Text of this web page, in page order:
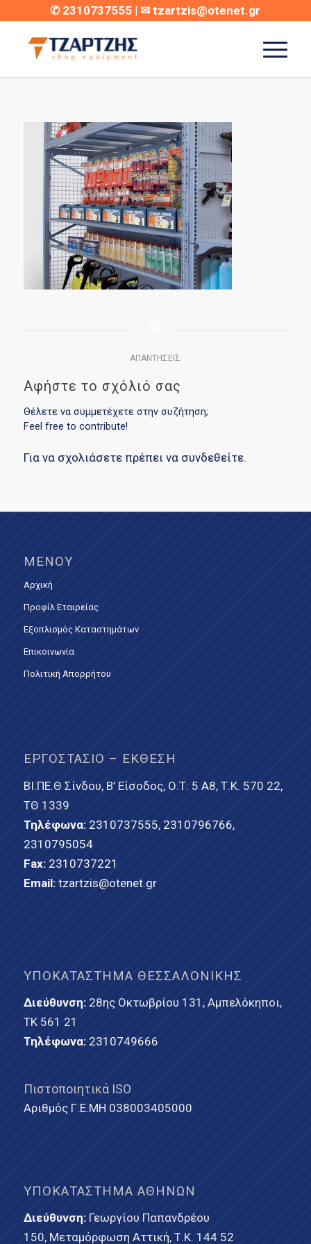
✆ 2310737555 | ✉tzartzis@otenet.gr
ΑΠΑΝΤΉΣΕΙΣ
Αφήστε το σχόλιό σας
Θέλετε να συμμετέχετε στην συζήτηση;
Feel free to contribute!
Για να σχολιάσετε πρέπει να συνδεθείτε.
ΜΕΝΟΎ
Αρχική
Προφίλ Εταιρείας
Εξοπλισμός Καταστημάτων
Επικοινωνία
Πολιτική Απορρήτου
ΕΡΓΟΣΤΆΣΙΟ – ΈΚΘΕΣΗ
ΒΙ.ΠΕ.Θ Σίνδου, Β’ Είσοδος, Ο.Τ. 5 Α8, Τ.Κ. 570 22,
ΤΘ 1339
Τηλέφωνα: 2310737555, 2310796766,
2310795054
Fax: 2310737221
Email: tzartzis@otenet.gr
ΥΠΟΚΑΤΆΣΤΗΜΑ ΘΕΣΣΑΛΟΝΊΚΗΣ
Διεύθυνση:28ης Οκτωβρίου 131, Αμπελόκηποι,
ΤΚ 561 21
Τηλέφωνα: 2310749666
Πιστοποιητικά ISO
Αριθμός Γ.Ε.ΜΗ 038003405000
ΥΠΟΚΑΤΆΣΤΗΜΑ ΑΘΗΝΏΝ
Διεύθυνση:Γεωργίου Παπανδρέου
150, Μεταμόρφωση Αττική, Τ.Κ. 144 52